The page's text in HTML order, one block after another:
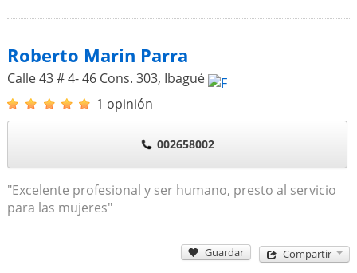
Roberto Marin Parra
Calle 43 # 4- 46 Cons. 303, Ibagué
1 opinión
002658002
"Excelente profesional y ser humano, presto al servicio
para las mujeres"
Guardar Compartir